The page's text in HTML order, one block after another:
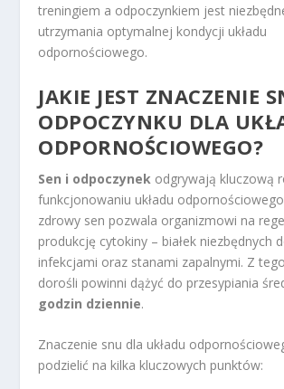
treningiem a odpoczynkiem jest
utrzymania optymalnej kondycji układu
odpornościowego.
JAKIE JEST ZNACZENIE
ODPOCZYNKU DLA
ODPORNOŚCIOWEGO?
Sen i odpoczynek odgrywają kluczową
funkcjonowaniu układu
zdrowy sen pozwala organizmowi na
produkcję cytokiny – białek niezbędnych
infekcjami oraz stanami zapalnymi. Z
dorośli powinni dążyć do przesypiania
godzin dziennie.
Znaczenie snu dla układu
podzielić na kilka kluczowych punktów: